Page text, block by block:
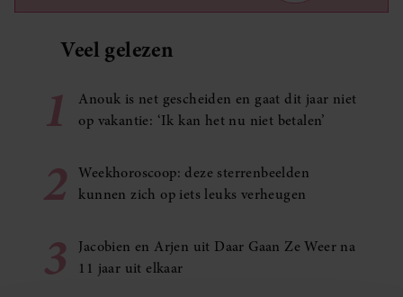
Veel gelezen
1
Anouk is net gescheiden en gaat dit jaar niet
op vakantie: ‘Ik kan het nu niet betalen’
2
Weekhoroscoop: deze sterrenbeelden
kunnen zich op iets leuks verheugen
3
Jacobien en Arjen uit Daar Gaan Ze Weer na
11 jaar uit elkaar